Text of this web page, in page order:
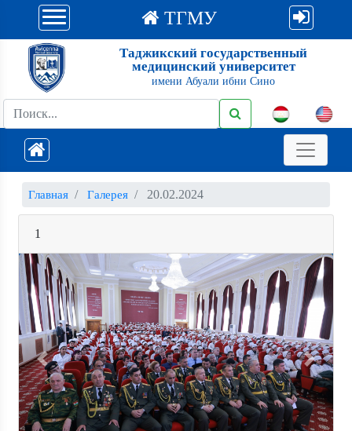
ТГМУ
Таджикский государственный
медицинский университет
имени Абуали ибни Сино
Главная Галерея 20.02.2024
1
Previous Next